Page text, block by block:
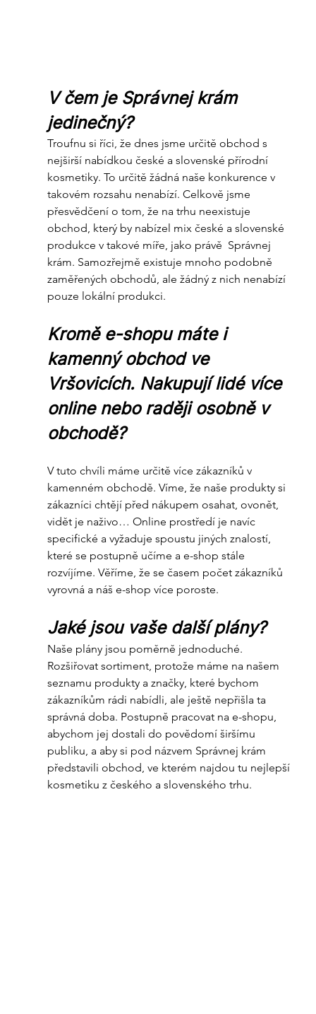
V čem je Správnej krám
jedinečný?
Troufnu si říci, že dnes jsme určitě obchod s
nejširší nabídkou české a slovenské přírodní
kosmetiky. To určitě žádná naše konkurence v
takovém rozsahu nenabízí. Celkově jsme
přesvědčení o tom, že na trhu neexistuje
obchod, který by nabízel mix české a slovenské
produkce v takové míře, jako právě  Správnej
krám. Samozřejmě existuje mnoho podobně
zaměřených obchodů, ale žádný z nich nenabízí
pouze lokální produkci.
Kromě e-shopu máte i
kamenný obchod ve
Vršovicích. Nakupují lidé více
online nebo raději osobně v
obchodě?
V tuto chvíli máme určitě více zákazníků v
kamenném obchodě. Víme, že naše produkty si
zákazníci chtějí před nákupem osahat, ovonět,
vidět je naživo… Online prostředí je navíc
specifické a vyžaduje spoustu jiných znalostí,
které se postupně učíme a e-shop stále
rozvíjíme. Věříme, že se časem počet zákazníků
vyrovná a náš e-shop více poroste.
Jaké jsou vaše další plány?
Naše plány jsou poměrně jednoduché.
Rozšiřovat sortiment, protože máme na našem
seznamu produkty a značky, které bychom
zákazníkům rádi nabídli, ale ještě nepřišla ta
správná doba. Postupně pracovat na e-shopu,
abychom jej dostali do povědomí širšímu
publiku, a aby si pod názvem Správnej krám
představili obchod, ve kterém najdou tu nejlepší
kosmetiku z českého a slovenského trhu.